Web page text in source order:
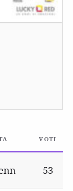
VOTI
53